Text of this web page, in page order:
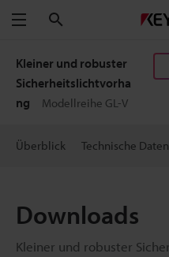
Menü
Kleiner und robuster
Sicherheitslichtvorha
ng
Modellreihe GL-V
Überblick Technische Daten
Downloads
Kleiner und robuster